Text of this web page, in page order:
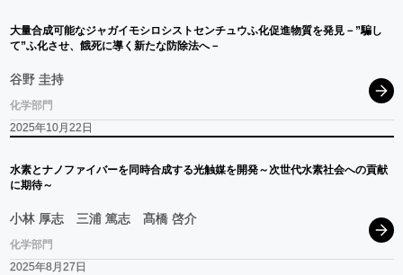
大量合成可能なジャガイモシロシストセンチュウふ化促進物質を発見－”騙し
て”ふ化させ、 餓死に導く 新たな防除法へ－
谷野 圭持
化学部門
2025年10月22日
水素とナノファイバーを同時合成する光触媒を開発～次世代水素社会への貢献
に期待～
小林 厚志 三浦 篤志 髙橋 啓介
化学部門
2025年8月27日